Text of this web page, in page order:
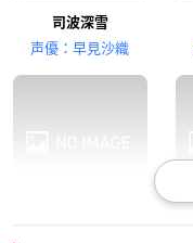
井上麻里奈
渡辺摩利
司波深雪
声優：早見沙織